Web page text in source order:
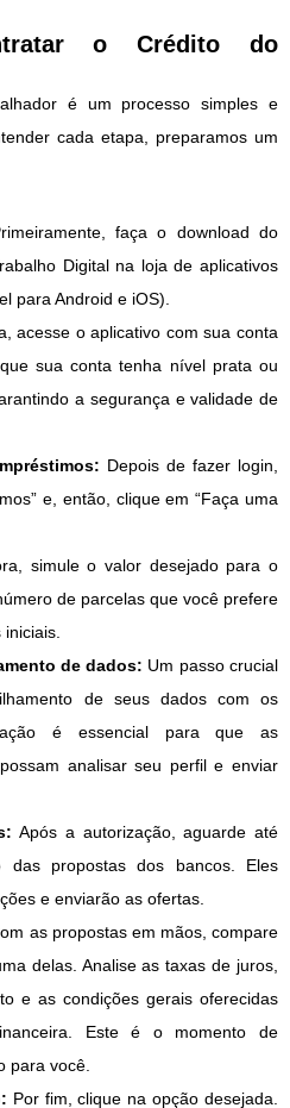
o Crédito do
é um processo simples e
cada etapa, preparamos um
faça o download do
Digital na loja de aplicativos
para Android e iOS).
acesse o aplicativo com sua conta
sua conta tenha nível prata ou
a segurança e validade de
Depois de fazer login,
e, então, clique em “Faça uma
simule o valor desejado para o
de parcelas que você prefere
iniciais.
de dados: Um passo crucial
de seus dados com os
é essencial para que as
analisar seu perfil e enviar
Após a autorização, aguarde até
propostas dos bancos. Eles
e enviarão as ofertas.
as propostas em mãos, compare
delas. Analise as taxas de juros,
e as condições gerais oferecidas
Este é o momento de
para você.
Por fim, clique na opção desejada.